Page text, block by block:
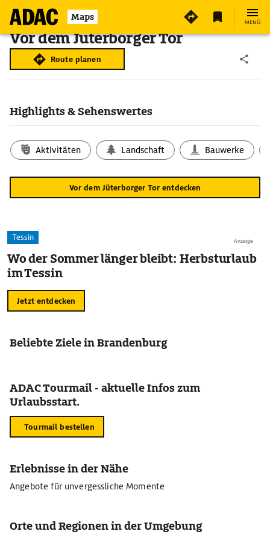
Maps MENÜ
Vor dem Jüterborger Tor
Route planen
Highlights & Sehenswertes
Aktivitäten Landschaft Bauwerke
Vor dem Jüterborger Tor entdecken
Anzeige
Tessin
Wo der Sommer länger bleibt: Herbsturlaub
im Tessin
Jetzt entdecken
Beliebte Ziele in Brandenburg
ADAC Tourmail - aktuelle Infos zum
Urlaubsstart.
Tourmail bestellen
Erlebnisse in der Nähe
Angebote für unvergessliche Momente
Orte und Regionen in der Umgebung